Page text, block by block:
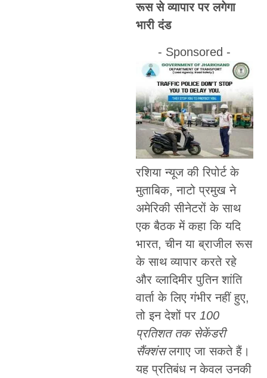
रूस से व्यापार पर लगेगा
भारी दंड
- Sponsored -
रशिया न्यूज की रिपोर्ट के
मुताबिक, नाटो प्रमुख ने
अमेरिकी सीनेटरों के साथ
एक बैठक में कहा कि यदि
भारत, चीन या ब्राजील रूस
के साथ व्यापार करते रहे
और व्लादिमीर पुतिन शांति
वार्ता के लिए गंभीर नहीं हुए,
तो इन देशों पर 100
प्रतिशत तक सेकेंडरी
सैंक्शंसलगाए जा सकते हैं।
यह प्रतिबंध न केवल उनकी